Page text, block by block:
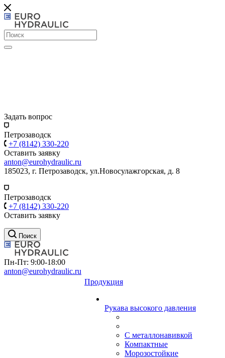
Задать вопрос
Петрозаводск
+7 (8142) 330-220
Оставить заявку
anton@eurohydraulic.ru
185023, г. Петрозаводск, ул.Новосулажгорская, д. 8
Петрозаводск
+7 (8142) 330-220
Оставить заявку
Поиск
Пн-Пт: 9:00-18:00
anton@eurohydraulic.ru
Продукция
Рукава высокого давления
С металлонавивкой
Компактные
Морозостойкие